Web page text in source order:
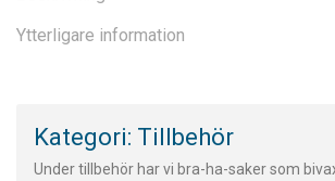
Ytterligare information
Kategori: Tillbehör
Under tillbehör har vi bra-ha-saker som